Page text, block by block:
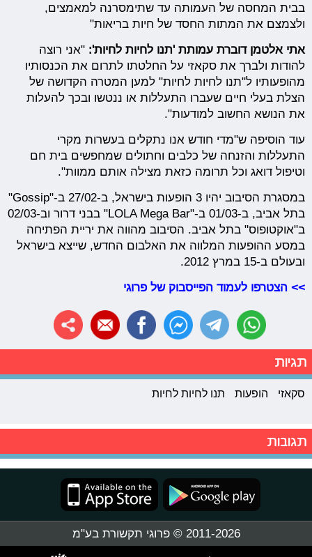
בבית המחסה של העמותה עד שתימסרנה למאמצים,
ולצמצם את המתות החסד של חיות בריאות"
אתי אלטמן דוברת עמותת 'תנו לחיות לחיות': "אני רוצה
להודות ולברך את סקאזי על החלטתו לתרום את הכנסותיו
מהופעותיו ל"תנו לחיות לחיות" למען המטרה הקדושה של
הצלת בעלי חיים שעברו התעללות או ננטשו ובכך להעלות
את הנושא החשוב למודעות".
עוד הוסיפה ש"מדי חודש אנו נתקלים בעשרות מקרי
התעללות והזנחה של כלבים וחתולים שמחפשים בית חם
וטיפול דואג וכל תרומה כזאת מצילה אותם ממוות".
במסגרת הסיבוב יהיו 3 הופעות בישראל, ב-27/02 ב-"Gossip"
בתל אביב, ב-01/03 ב-"LOLA Mega Bar" בבני דרור וב-02/03
ב"אוקטופוס" בתל אביב. הסיבוב מהווה את יריית הפתיחה
במסע ההופעות המלווה את האלבום החדש, שייצא בישראל
ובעולם ב-15 במרץ 2012.
>> הצטרפו לעמוד הפייסבוק של פרוגי
תגיות
סקאזי הופעות תנו לחיות לחיות
תגובות
2011-2026 © פרוגי תקשורת בע"מ